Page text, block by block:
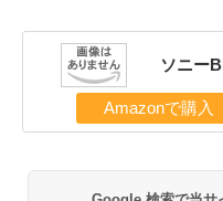
ソニー
Amazonで購入